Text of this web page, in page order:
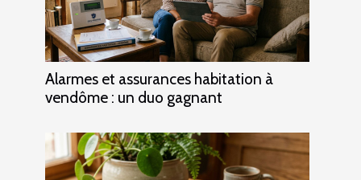
Alarmes et assurances habitation à
vendôme : un duo gagnant